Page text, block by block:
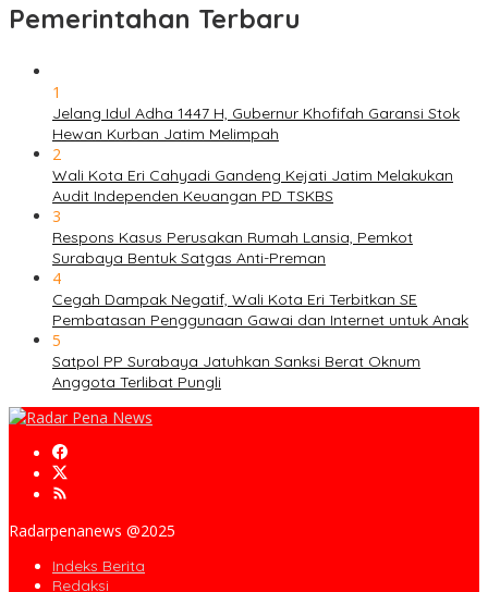
Pemerintahan Terbaru
1
Jelang Idul Adha 1447 H, Gubernur Khofifah Garansi Stok
Hewan Kurban Jatim Melimpah
2
Wali Kota Eri Cahyadi Gandeng Kejati Jatim Melakukan
Audit Independen Keuangan PD TSKBS
3
Respons Kasus Perusakan Rumah Lansia, Pemkot
Surabaya Bentuk Satgas Anti-Preman
4
Cegah Dampak Negatif, Wali Kota Eri Terbitkan SE
Pembatasan Penggunaan Gawai dan Internet untuk Anak
5
Satpol PP Surabaya Jatuhkan Sanksi Berat Oknum
Anggota Terlibat Pungli
Radarpenanews @2025
Indeks Berita
Redaksi